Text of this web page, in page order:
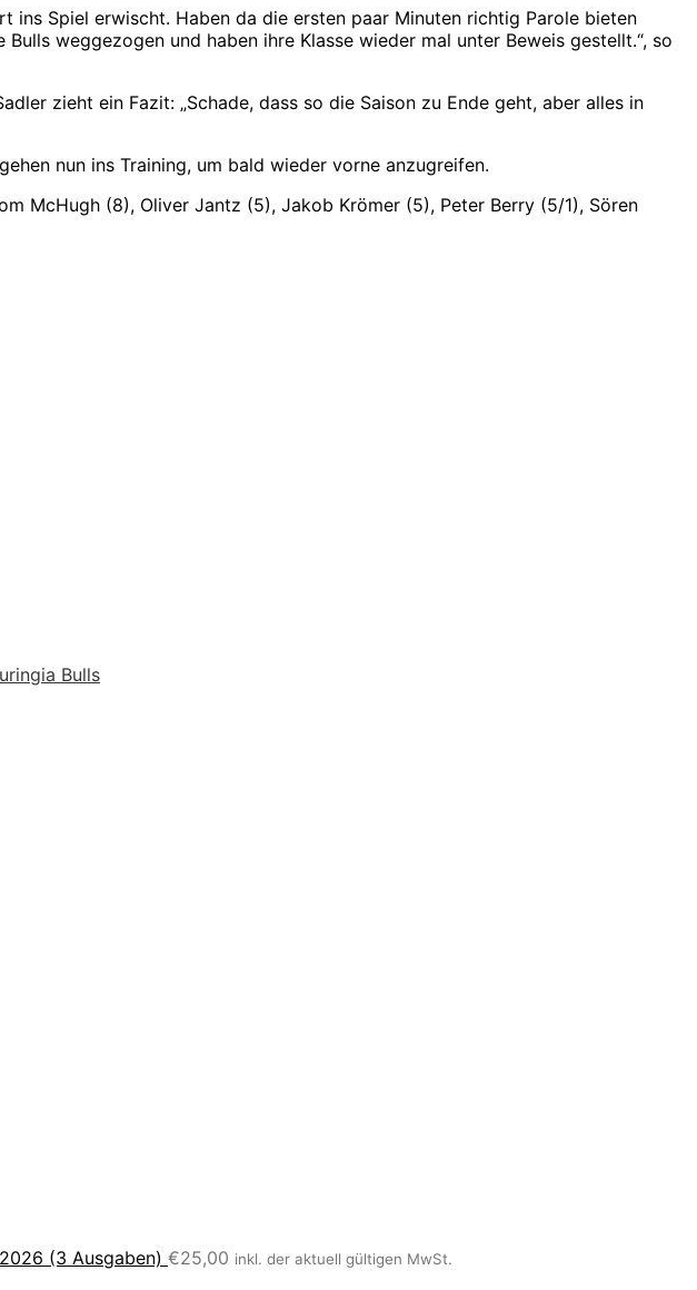
ins Spiel erwischt. Haben da die ersten paar Minuten richtig Parole bieten
weggezogen und haben ihre Klasse wieder mal unter Beweis gestellt.“, so
zieht ein Fazit: „Schade, dass so die Saison zu Ende geht, aber alles in
nun ins Training, um bald wieder vorne anzugreifen.
McHugh (8), Oliver Jantz (5), Jakob Krömer (5), Peter Berry (5/1), Sören
Bulls
(3 Ausgaben) €25,00 inkl. der aktuell gültigen MwSt.